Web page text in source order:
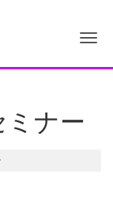
ナ
ミナー